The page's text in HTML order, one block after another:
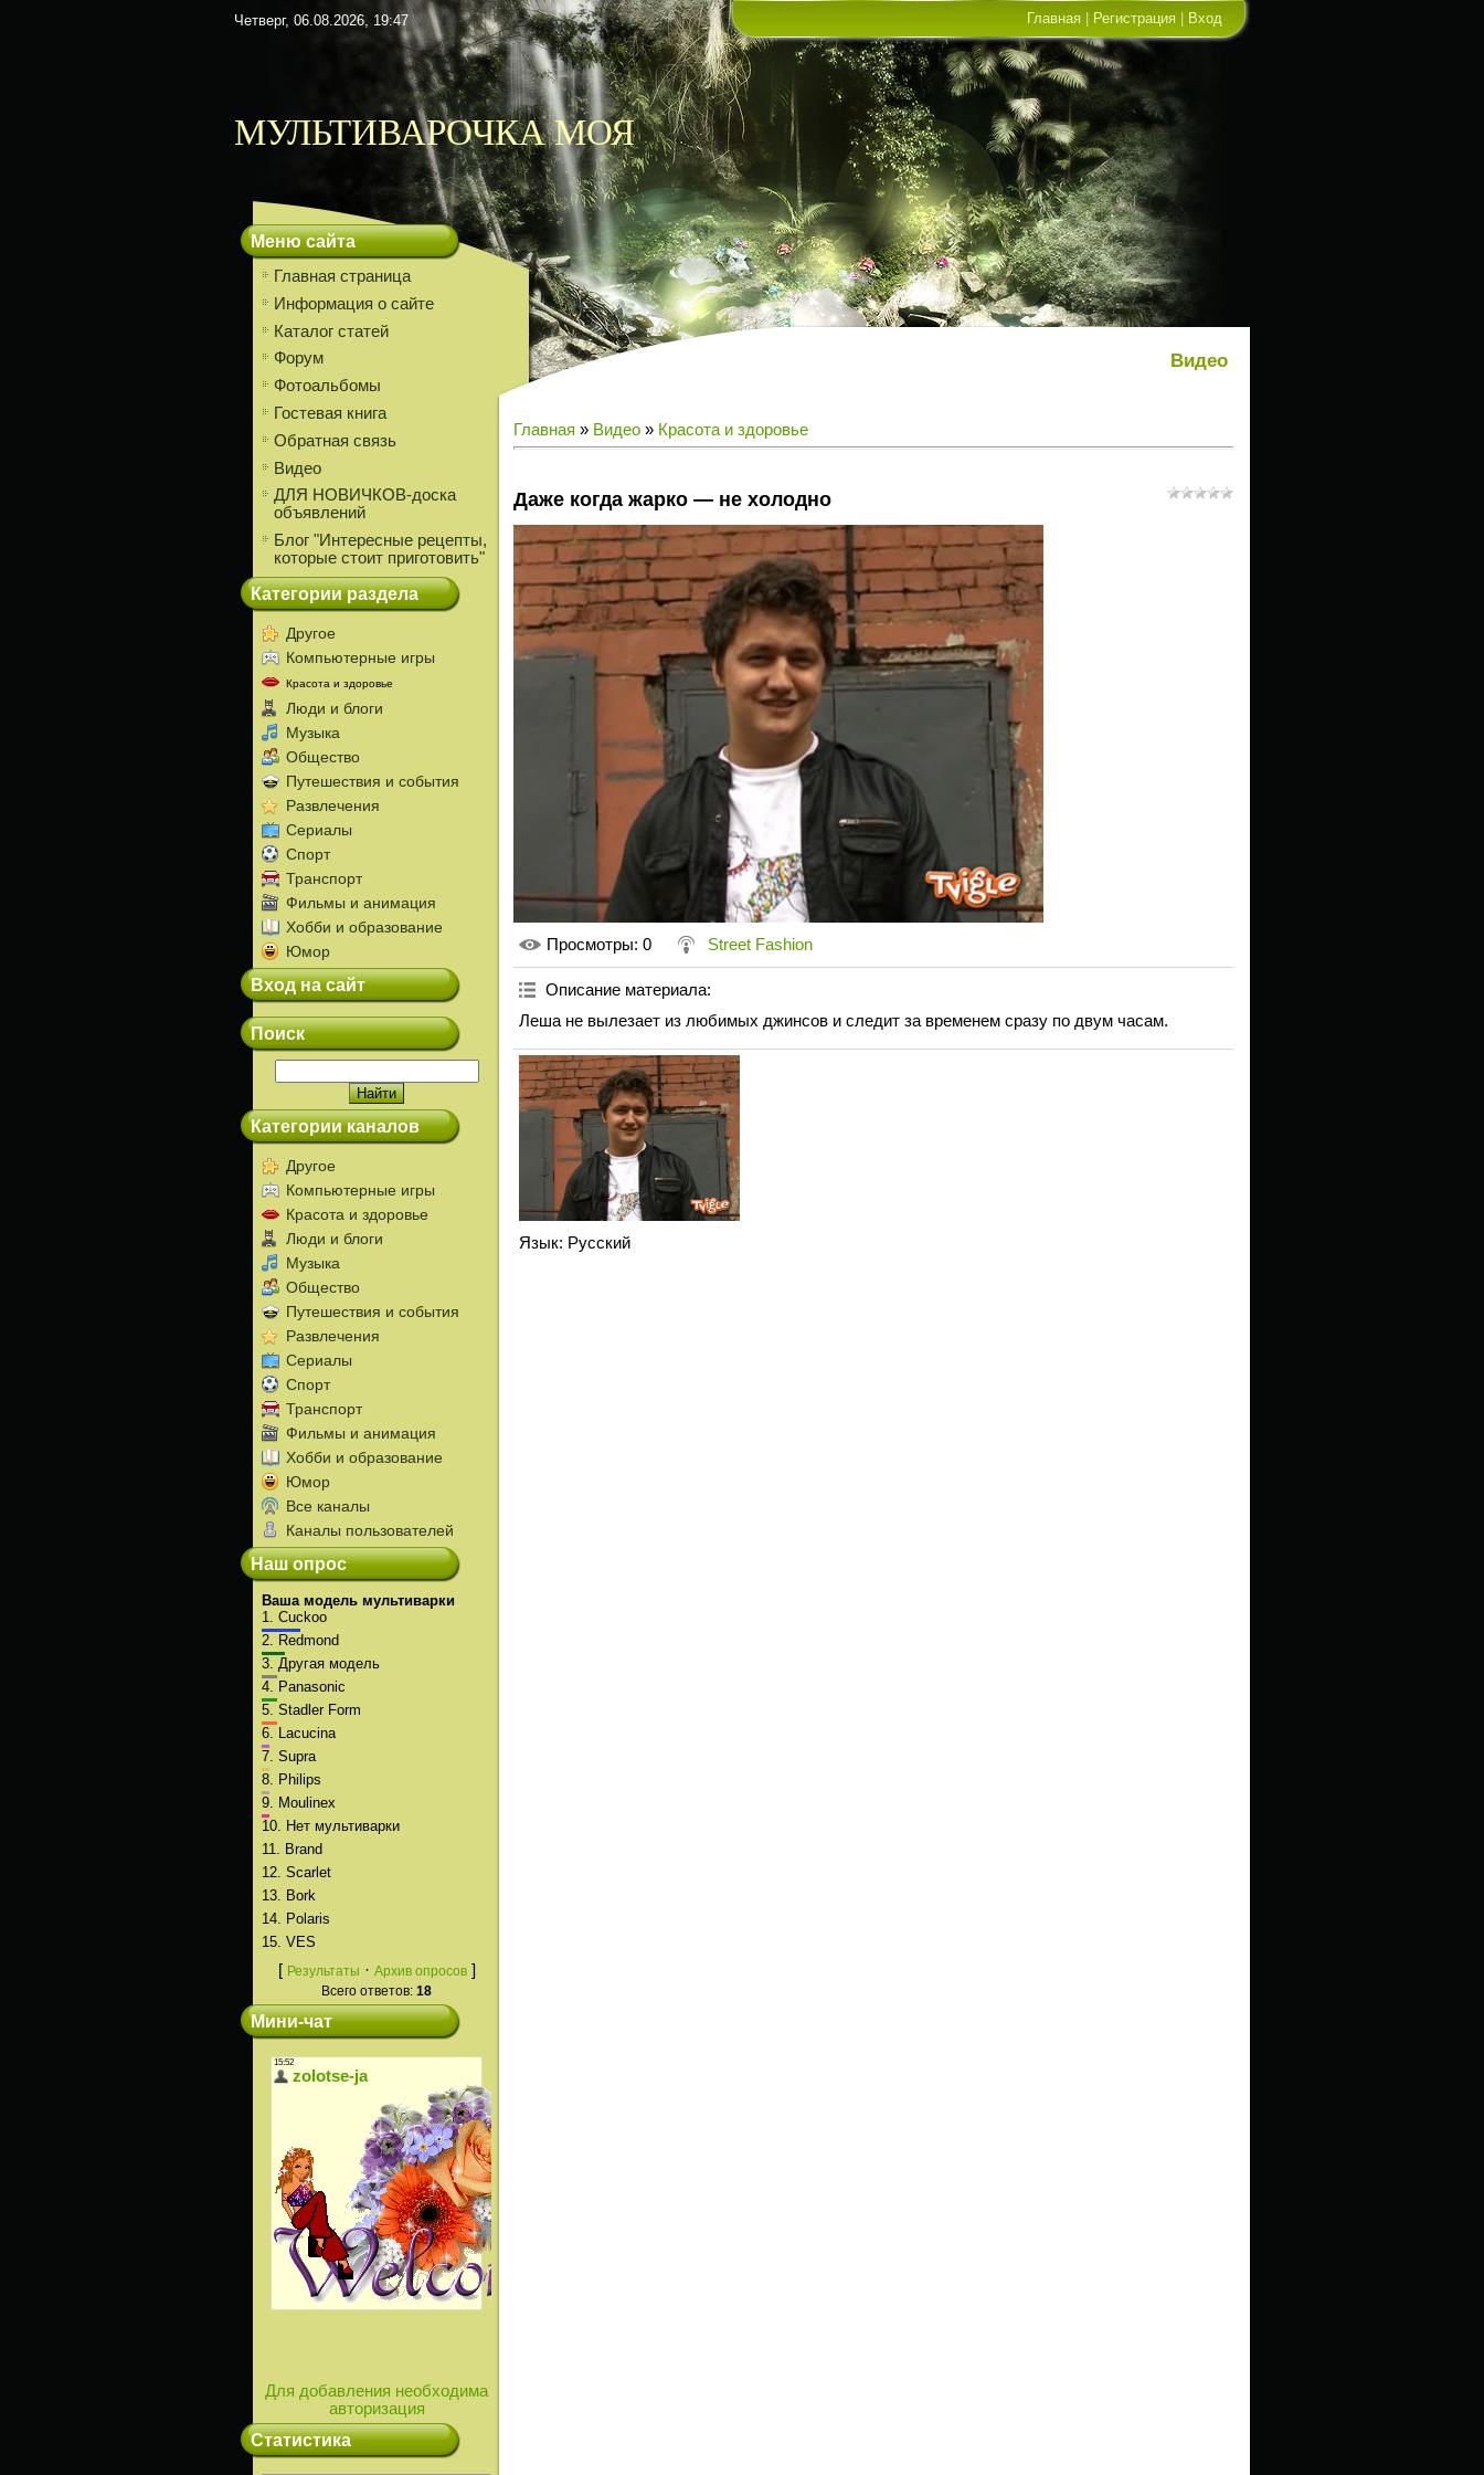
Четверг, 06.08.2026, 19:47 Главная Регистрация Вход
МУЛЬТИВАРОЧКА МОЯ
Меню сайта
Главная страница
Информация о сайте
Каталог статей
Форум
Фотоальбомы
Гостевая книга
Обратная связь
Видео
ДЛЯ НОВИЧКОВ-доска
объявлений
Блог "Интересные рецепты,
которые стоит приготовить"
Категории раздела
Другое
Компьютерные игры
Красота и здоровье
Люди и блоги
Музыка
Общество
Путешествия и события
Развлечения
Сериалы
Спорт
Транспорт
Фильмы и анимация
Хобби и образование
Юмор
Вход на сайт
Поиск
Категории каналов
Другое
Компьютерные игры
Красота и здоровье
Люди и блоги
Музыка
Общество
Путешествия и события
Развлечения
Сериалы
Спорт
Транспорт
Фильмы и анимация
Хобби и образование
Юмор
Все каналы
Каналы пользователей
Наш опрос
Ваша модель мультиварки
1. Cuckoo
2.
Redmond
3. Другая модель
4.
Panasonic
5. Stadler Form
6.
Lacucina
7. Supra
8.
Philips
9.
Moulinex
10.
Нет мультиварки
11.
Brand
12. Scarlet
13.
Bork
14.
Polaris
15. VES
[ Результаты · Архив опросов]
Всего ответов: 18
Мини-чат
Для добавления необходима
авторизация
Статистика
Видео
Главная » Видео » Красота и здоровье
Даже когда жарко — не холодно
Просмотры: 0 Street Fashion
Описание материала:
Леша не вылезает из любимых джинсов и следит за временем сразу по двум часам.
Язык: Русский